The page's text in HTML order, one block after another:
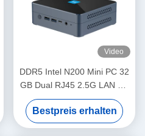
Video
DDR5 Intel N200 Mini PC 32
GB Dual RJ45 2.5G LAN mit
Lüfter für das Home Office
Bestpreis erhalten